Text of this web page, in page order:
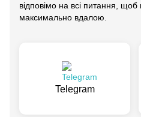
відповімо на всі питання,
максимально вдалою.
Telegram